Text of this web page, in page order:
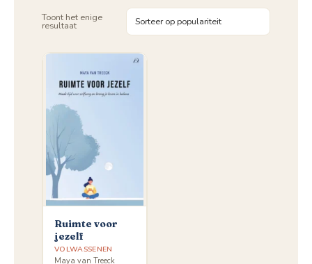
Toont het enige
resultaat
Ruimte voor
jezelf
VOLWASSENEN
Maya van Treeck